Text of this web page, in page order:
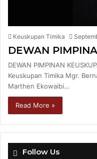
Keuskupan Timika
DEWAN
DEWAN PIMPINAN
Keuskupan Timika Mgr.
Marthen Ekowaibi…
Read More »
Follow Us